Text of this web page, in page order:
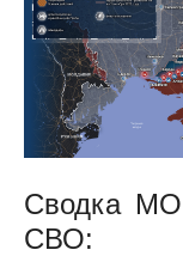
Сводка
СВО: